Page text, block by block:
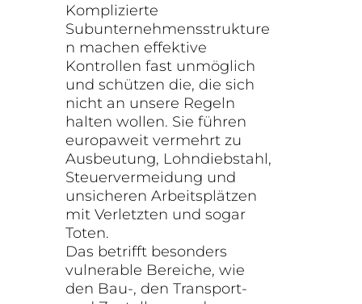
Komplizierte
Subunternehmensstrukture
n machen effektive
Kontrollen fast unmöglich
und schützen die, die sich
nicht an unsere Regeln
halten wollen. Sie führen
europaweit vermehrt zu
Ausbeutung, Lohndiebstahl,
Steuervermeidung und
unsicheren Arbeitsplätzen
mit Verletzten und sogar
Toten.
Das betrifft besonders
vulnerable Bereiche, wie
den Bau-, den Transport-